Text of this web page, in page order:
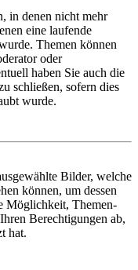
in denen nicht mehr
eine laufende
Themen können
oder
haben Sie auch die
schließen, sofern dies
wurde.
Bilder, welche
können, um dessen
Möglichkeit, Themen-
Berechtigungen ab,
hat.